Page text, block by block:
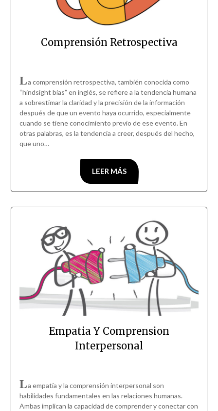
Comprensión Retrospectiva
La comprensión retrospectiva, también conocida como
“hindsight bias” en inglés, se refiere a la tendencia humana
a sobrestimar la claridad y la precisión de la información
después de que un evento haya ocurrido, especialmente
cuando se tiene conocimiento previo de ese evento. En
otras palabras, es la tendencia a creer, después del hecho,
que uno…
LEER MÁS
Empatia Y Comprension
Interpersonal
La empatía y la comprensión interpersonal son
habilidades fundamentales en las relaciones humanas.
Ambas implican la capacidad de comprender y conectar con